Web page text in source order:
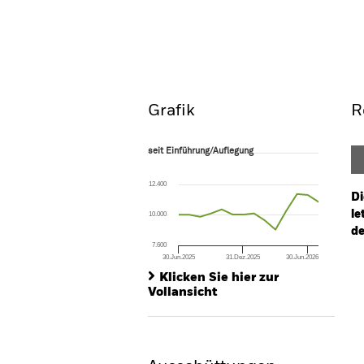
Grafik
seit Einführung/Auflegung
The chart has 1 X axis displaying Time.
The chart has 1 Y axis displaying values.
seit Einführung/Auflegung
30.Jun.2025 31.Dez.2025 30.Jun.2026
7.600
10.000
12.400
Klicken Sie hier zur
Vollansicht